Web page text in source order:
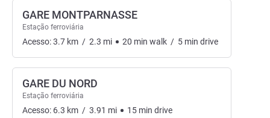
GARE MONTPARNASSE
Estação ferroviária
Acesso:3.7 km / 2.3 mi 20 min walk / 5 min drive
GARE DU NORD
Estação ferroviária
Acesso: 6.3 km / 3.91 mi 15 min drive